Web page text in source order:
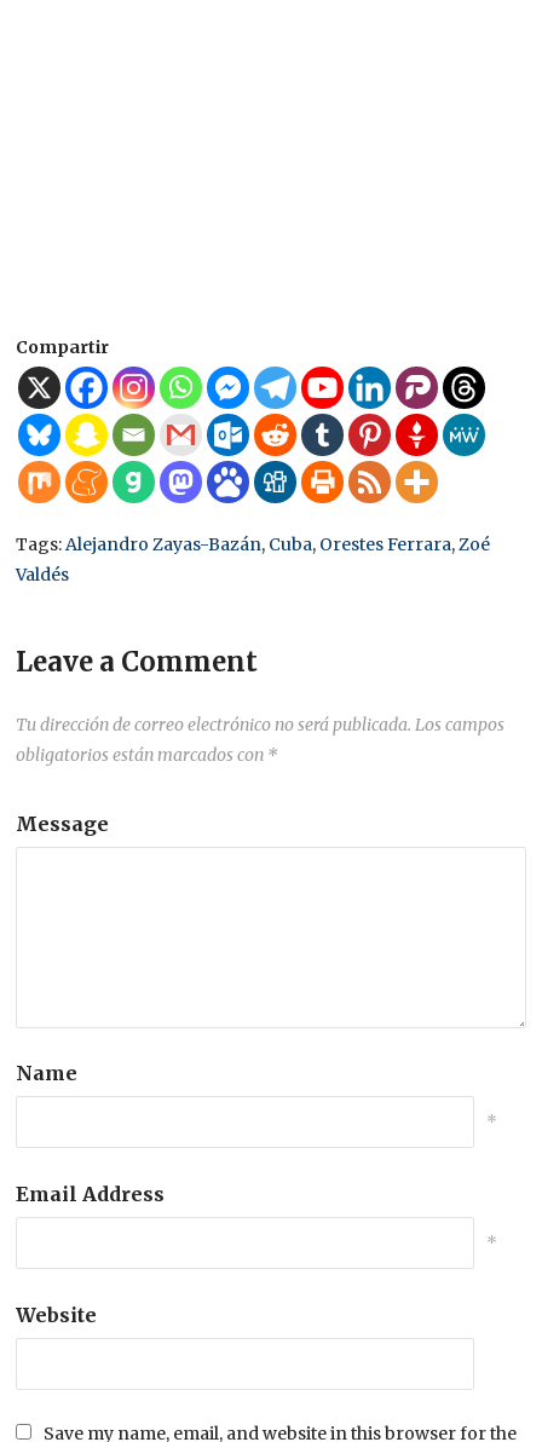
Compartir
Tags: Alejandro Zayas-Bazán, Cuba, Orestes Ferrara, Zoé
Valdés
Leave a Comment
Tu dirección de correo electrónico no será publicada. Los campos
obligatorios están marcados con *
Message
Name
*
Email Address
*
Website
Save my name, email, and website in this browser for the